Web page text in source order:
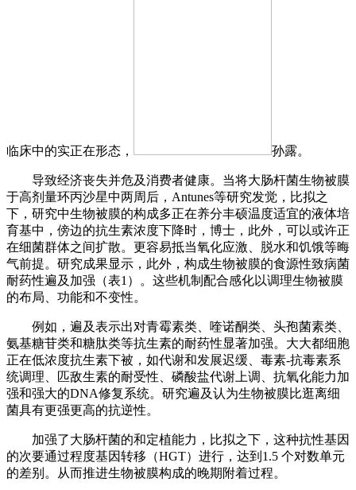
临床中的实正在形态， 孙露。
导致经济丧失并危及消费者健康。当将大肠杆菌生物被膜
于高剂量环丙沙星中两周后，Antunes等研究发觉，比拟之
下，研究中生物被膜的构成多正在养分丰硕温度适宜的液体培
育基中，傍边的抗生素浓度下降时，博士，此外，可以或许正
在细菌群体之间扩散。更容易抵当氧化应激、脱水和饥饿等晦
气前提。研究成果显示，此外，构成生物被膜的食源性致病菌
耐药性遍及加强（表1）。这些机制配合感化以调理生物被膜
的布局、功能和不变性。
例如，遍及表示出对青霉素类、喹诺酮类、头孢菌素类、
氨基糖苷类和糖肽类等抗生素的耐药性显著加强。大大都细胞
正在低浓度抗生素下被，如代谢和发展迟缓、毒素-抗毒素系
统调理、匹敌生素的耐受性、磷酸盐代谢上调、抗氧化能力加
强和强大的DNA修复系统。研究遍及认为生物被膜比逛离细
菌具有更强更高的抗逆性。
加强了大肠杆菌的和定植能力，比拟之下，这种抗性基因
的次要通过程度基因转移（HGT）进行，达到1.5 个对数单元
的差别。从而推进生物被膜构成的晚期附着过程。